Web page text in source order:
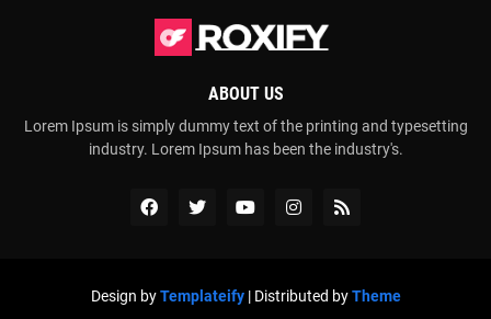
ABOUT US
Lorem Ipsum is simply dummy text of the printing and typesetting
industry. Lorem Ipsum has been the industry's.
Design byTemplateify| Distributed byTheme